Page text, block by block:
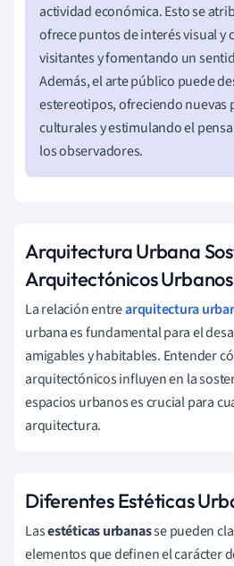
actividad económica. Esto se
ofrece puntos de interés visual y
visitantes y fomentando un
Además, el arte público puede
estereotipos, ofreciendo nuevas
culturales y estimulando el
los observadores.
Arquitectura Urbana
Arquitectónicos Urbanos
La relación entrearquitectura
urbana es fundamental para el
amigables y habitables. Entender
arquitectónicos influyen en la
espacios urbanos es crucial para
arquitectura.
Diferentes Estéticas
Lasestéticas urbanasse pueden
elementos que definen el carácter